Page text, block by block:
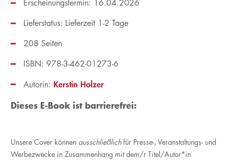
Erscheinungstermin: 16.04.2026
Lieferstatus: Lieferzeit 1-2 Tage
ISBN: 978-3-462-01273-6
208 Seiten
Autorin: Kerstin Holzer
Dieses E-Book ist barrierefrei:
Unsere Cover können ausschließlichfür Presse-, Veranstaltungs- und
Werbezwecke in Zusammenhang mit dem/r Titel/Autor*in